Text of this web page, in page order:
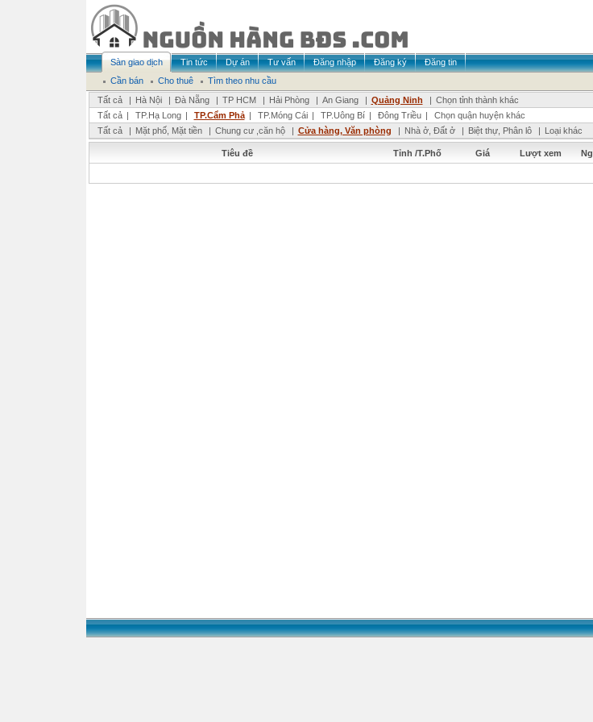
Sàn giao dịch Tin tức Dự án Tư vấn Đăng nhập Đăng ký
Đăng tin
Cần bán
Cho thuê
Tìm theo nhu cầu
Tất cả
| Hà Nội | Đà Nẵng | TP HCM | Hải Phòng | An Giang | Quảng Ninh | Chọn tỉnh thành khác
Tất cả | TP.Hạ Long | TP.Cẩm Phả | TP.Móng Cái | TP.Uông Bí | Đông Triều |
Chọn quận huyện khác
Tất cả
| Mặt phố, Mặt tiền | Chung cư ,căn hộ | Cửa hàng, Văn phòng | Nhà ở, Đất ở | Biệt thự, Phân lô | Loại khác
Tiêu đề Tỉnh /T.Phố Giá Lượt xem